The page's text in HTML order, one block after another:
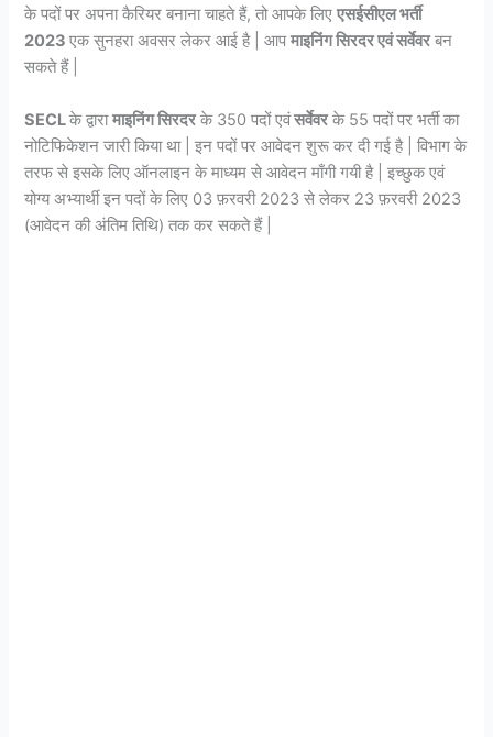
के पदों पर अपना कैरियर बनाना चाहते हैं, तो आपके लिएएसईसीएल भर्ती
2023एक सुनहरा अवसर लेकर आई है | आपमाइनिंग सिरदर एवं सर्वेवरबन
सकते हैं |
SECLके द्वारामाइनिंग सिरदरके 350 पदों एवंसर्वेवरके 55 पदों पर भर्ती का
नोटिफिकेशन जारी किया था | इन पदों पर आवेदन शुरू कर दी गई है | विभाग के
तरफ से इसके लिए ऑनलाइन के माध्यम से आवेदन माँगी गयी है | इच्छुक एवं
योग्य अभ्यार्थी इन पदों के लिए 03 फ़रवरी 2023 से लेकर 23 फ़रवरी 2023
(आवेदन की अंतिम तिथि) तक कर सकते हैं |